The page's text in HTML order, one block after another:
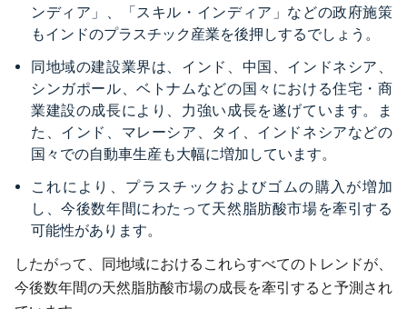
ンディア」、「スキル・インディア」などの政府施策
もインドのプラスチック産業を後押しするでしょう。
同地域の建設業界は、インド、中国、インドネシア、
シンガポール、ベトナムなどの国々における住宅・商
業建設の成長により、力強い成長を遂げています。ま
た、インド、マレーシア、タイ、インドネシアなどの
国々での自動車生産も大幅に増加しています。
これにより、プラスチックおよびゴムの購入が増加
し、今後数年間にわたって天然脂肪酸市場を牽引する
可能性があります。
したがって、同地域におけるこれらすべてのトレンドが、
今後数年間の天然脂肪酸市場の成長を牽引すると予測され